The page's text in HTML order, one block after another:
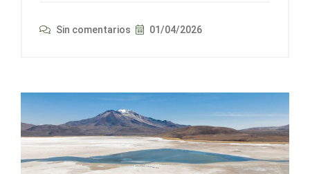
Sin comentarios 01/04/2026